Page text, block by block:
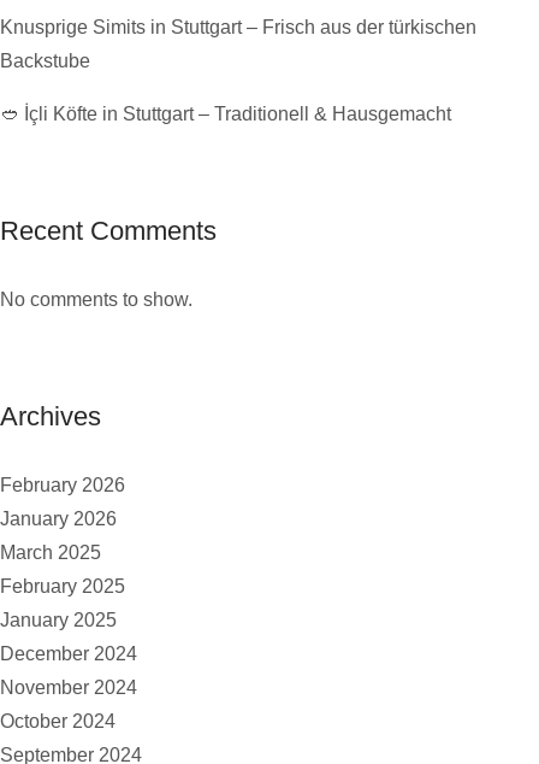
Knusprige Simits in Stuttgart – Frisch aus der türkischen
Backstube
🥙 İçli Köfte in Stuttgart – Traditionell & Hausgemacht
Recent Comments
No comments to show.
Archives
February 2026
January 2026
March 2025
February 2025
January 2025
December 2024
November 2024
October 2024
September 2024